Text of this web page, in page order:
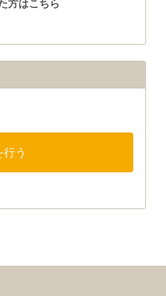
方はこちら